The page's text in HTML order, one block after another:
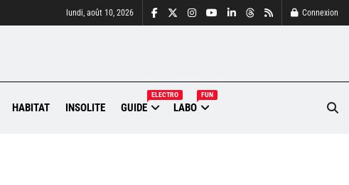
lundi, août 10, 2026 Connexion
HABITAT INSOLITE GUIDE
ELECTRO
LABO
FUN